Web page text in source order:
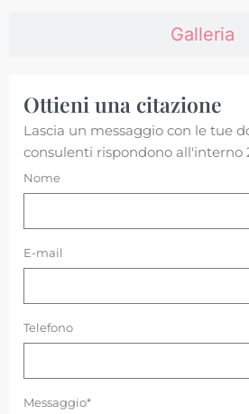
Galleria
Ottieni una citazione
Lascia un messaggio con le tue
consulenti rispondono all'interno
Nome
E-mail
Telefono
Messaggio*